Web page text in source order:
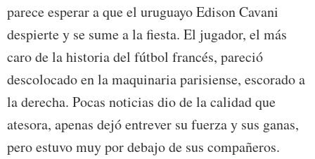
parece esperar a que el uruguayo Edison Cavani
despierte y se sume a la fiesta. El jugador, el más
caro de la historia del fútbol francés, pareció
descolocado en la maquinaria parisiense, escorado a
la derecha. Pocas noticias dio de la calidad que
atesora, apenas dejó entrever su fuerza y sus ganas,
pero estuvo muy por debajo de sus compañeros.